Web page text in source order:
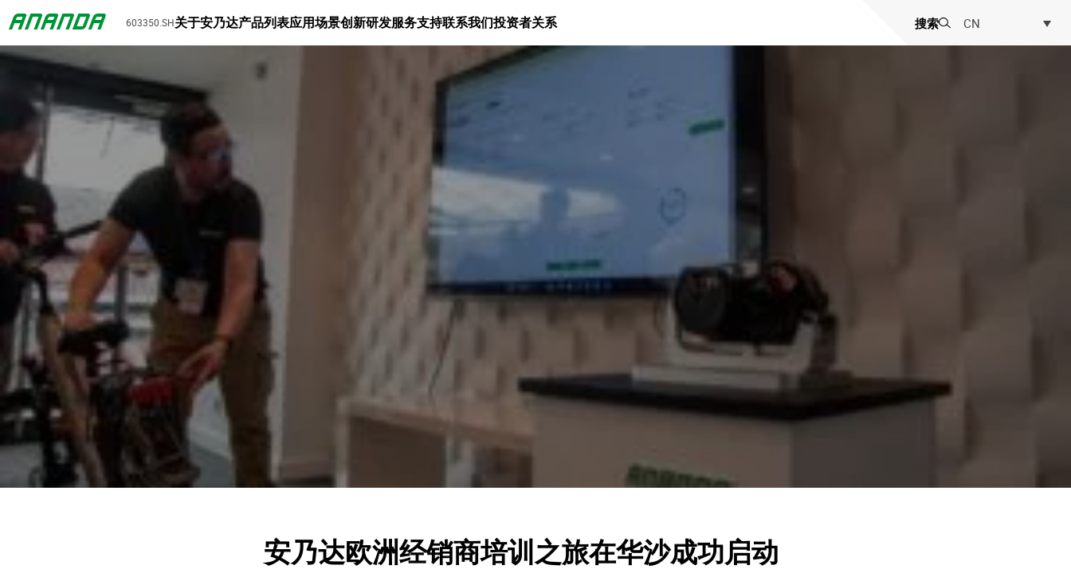
603350.SH关于安乃达产品列表应用场景创新研发服务支持联系我们投资者关系 搜索 CN
20 4 月 2026
安乃达欧洲经销商培训之旅在华沙启动
安乃达欧洲经销商培训之旅在华沙成功启动